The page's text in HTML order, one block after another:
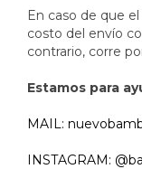
En caso de que
costo del envío
contrario, corre
Estamos para
MAIL:
INSTAGRAM: